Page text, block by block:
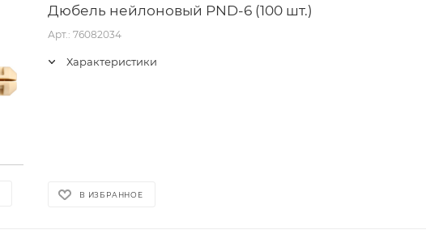
Дюбель нейлоновый PND-6 (100 шт.)
Арт.: 76082034
Характеристики
В ИЗБРАННОЕ